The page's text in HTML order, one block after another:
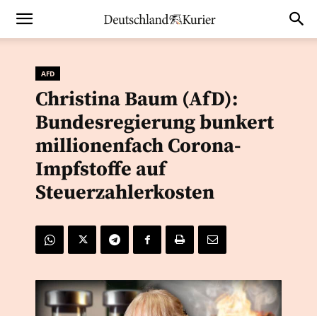
AFD
Christina Baum (AfD):
Bundesregierung bunkert
millionenfach Corona-
Impfstoffe auf
Steuerzahlerkosten